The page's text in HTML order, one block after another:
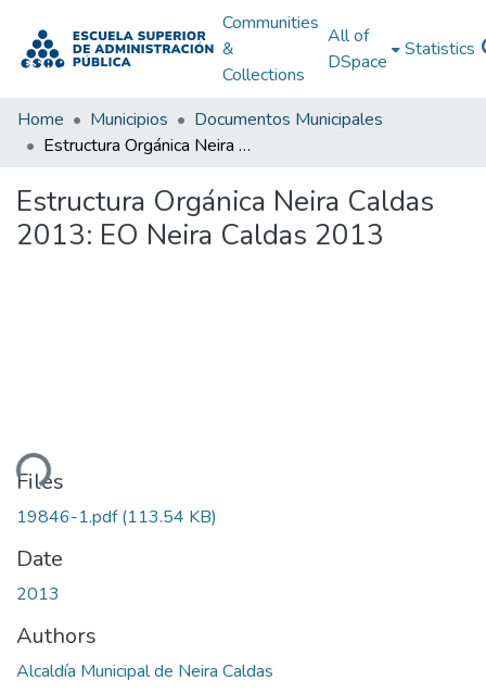
Communities
&
Collections
All of
DSpace
Statistics
Home Municipios
Documentos Municipales
Estructura Orgánica Neira Caldas 2013: EO Neira Caldas 2013
Estructura Orgánica Neira Caldas
2013: EO Neira Caldas 2013
Files
19846-1.pdf(113.54 KB)
Date
2013
Authors
Alcaldía Municipal de Neira Caldas